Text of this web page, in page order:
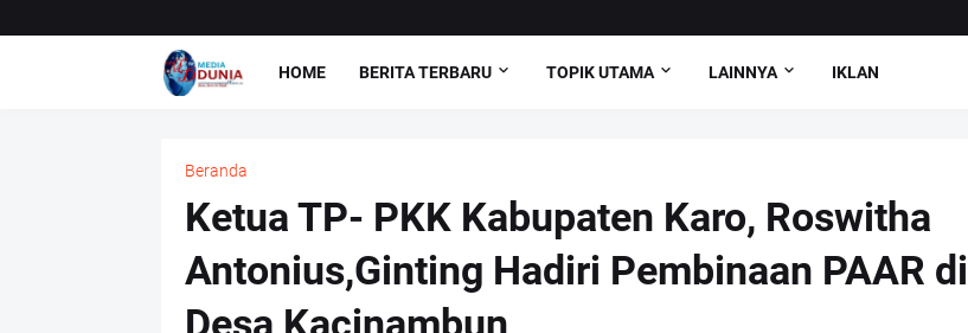
HOME BERITA TERBARU TOPIK UTAMA LAINNYA IKLAN
Beranda
Ketua TP- PKK Kabupaten Karo, Roswitha
Antonius,Ginting Hadiri Pembinaan PAAR di
Desa Kacinambun